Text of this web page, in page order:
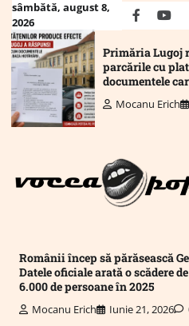
Skip
content
sâmbătă, august 8,
2026
facebook
Primăria Lugoj
parcările cu
documentele
Mocanu Erich
Românii încep să părăsească
Datele oficiale arată o scădere
6.000 de persoane în 2025
Mocanu Erich Iunie 21, 2026